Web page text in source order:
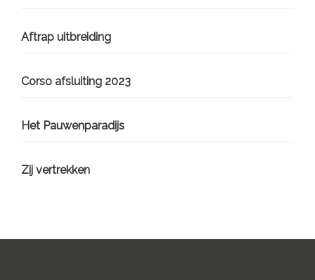
Aftrap uitbreiding
Corso afsluiting 2023
Het Pauwenparadijs
Zij vertrekken